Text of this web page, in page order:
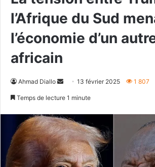
l’Afrique du Sud
l’économie d’un
africain
Ahmad Diallo
Envoyer13 février 2025 1 807
Temps de lecture 1 minute